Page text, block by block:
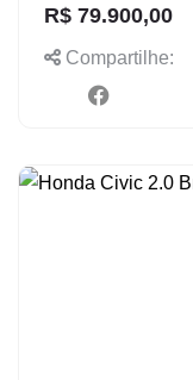
R$ 79.900,00
Compartilhe: